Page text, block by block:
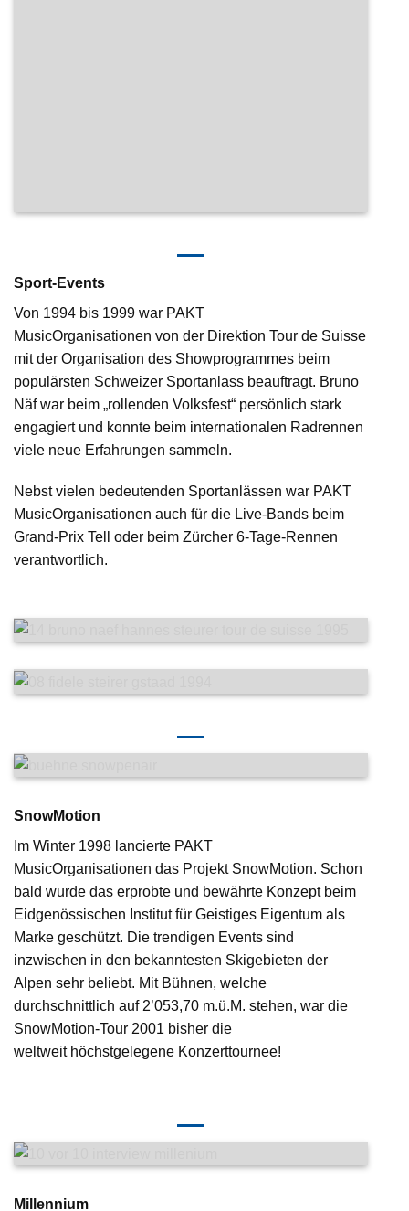
Sport-Events
Von 1994 bis 1999 war PAKT
MusicOrganisationen von der Direktion Tour de Suisse
mit der Organisation des Showprogrammes beim
populärsten Schweizer Sportanlass beauftragt. Bruno
Näf war beim „rollenden Volksfest“ persönlich stark
engagiert und konnte beim internationalen Radrennen
viele neue Erfahrungen sammeln.
Nebst vielen bedeutenden Sportanlässen war PAKT
MusicOrganisationen auch für die Live-Bands beim
Grand-Prix Tell oder beim Zürcher 6-Tage-Rennen
verantwortlich.
SnowMotion
Im Winter 1998 lancierte PAKT
MusicOrganisationen das Projekt SnowMotion. Schon
bald wurde das erprobte und bewährte Konzept beim
Eidgenössischen Institut für Geistiges Eigentum als
Marke geschützt. Die trendigen Events sind
inzwischen in den bekanntesten Skigebieten der
Alpen sehr beliebt. Mit Bühnen, welche
durchschnittlich auf 2’053,70 m.ü.M. stehen, war die
SnowMotion-Tour 2001 bisher die
weltweit höchstgelegene Konzerttournee!
Millennium